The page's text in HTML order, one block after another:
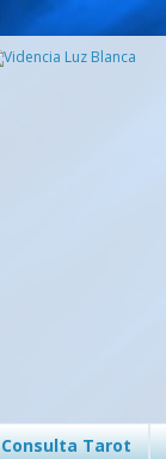
Consulta Tarot